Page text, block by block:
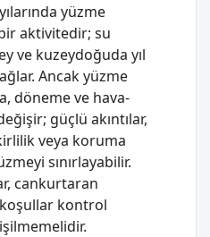
yüzme
aktivitedir; su
ve kuzeydoğuda yıl
Ancak yüzme
döneme ve hava-
güçlü akıntılar,
veya koruma
sınırlayabilir.
cankurtaran
kontrol